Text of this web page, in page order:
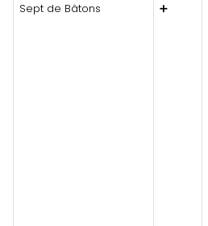
Sept de Bâtons
➕